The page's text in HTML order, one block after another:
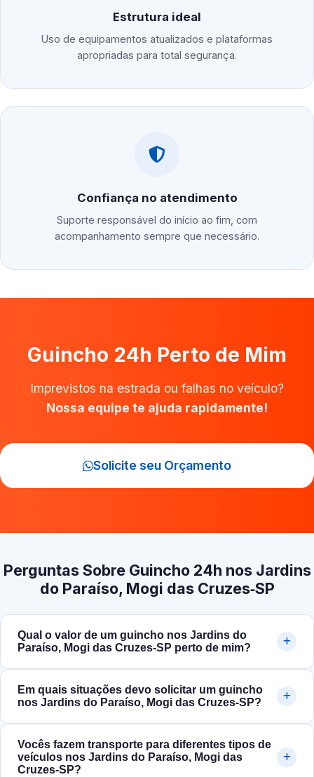
Estrutura ideal
Uso de equipamentos atualizados e plataformas
apropriadas para total segurança.
Confiança no atendimento
Suporte responsável do início ao fim, com
acompanhamento sempre que necessário.
Guincho 24h Perto de Mim
Imprevistos na estrada ou falhas no veículo?
Nossa equipe te ajuda rapidamente!
Solicite seu Orçamento
Perguntas Sobre Guincho 24h nos Jardins
do Paraíso, Mogi das Cruzes‑SP
Qual o valor de um guincho nos Jardins do
Paraíso, Mogi das Cruzes‑SP perto de mim?
Em quais situações devo solicitar um guincho
nos Jardins do Paraíso, Mogi das Cruzes‑SP?
Vocês fazem transporte para diferentes tipos de
veículos nos Jardins do Paraíso, Mogi das
Cruzes‑SP?